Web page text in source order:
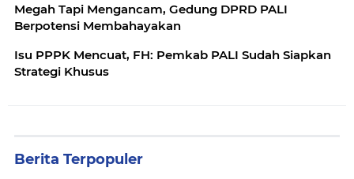
Megah Tapi Mengancam, Gedung DPRD PALI
Berpotensi Membahayakan
Isu PPPK Mencuat, FH: Pemkab PALI Sudah Siapkan
Strategi Khusus
Berita Terpopuler